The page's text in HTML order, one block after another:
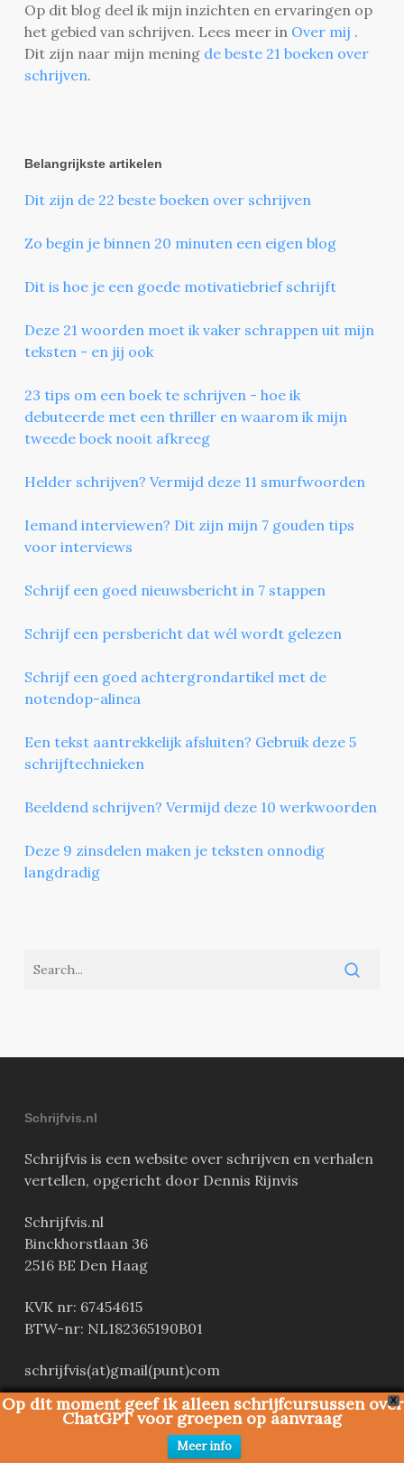
Op dit blog deel ik mijn inzichten en ervaringen op
het gebied van schrijven. Lees meer in Over mij .
Dit zijn naar mijn mening de beste 21 boeken over
schrijven.
Belangrijkste artikelen
Dit zijn de 22 beste boeken over schrijven
Zo begin je binnen 20 minuten een eigen blog
Dit is hoe je een goede motivatiebrief schrijft
Deze 21 woorden moet ik vaker schrappen uit mijn
teksten - en jij ook
23 tips om een boek te schrijven - hoe ik
debuteerde met een thriller en waarom ik mijn
tweede boek nooit afkreeg
Helder schrijven? Vermijd deze 11 smurfwoorden
Iemand interviewen? Dit zijn mijn 7 gouden tips
voor interviews
Schrijf een goed nieuwsbericht in 7 stappen
Schrijf een persbericht dat wél wordt gelezen
Schrijf een goed achtergrondartikel met de
notendop-alinea
Een tekst aantrekkelijk afsluiten? Gebruik deze 5
schrijftechnieken
Beeldend schrijven? Vermijd deze 10 werkwoorden
Deze 9 zinsdelen maken je teksten onnodig
langdradig
Schrijfvis.nl
Schrijfvis is een website over schrijven en verhalen
vertellen, opgericht door Dennis Rijnvis
Schrijfvis.nl
Binckhorstlaan 36
2516 BE Den Haag
KVK nr: 67454615
BTW-nr: NL182365190B01
schrijfvis(at)gmail(punt)com
Deze website wordt gehost door Xel Media
X
Op dit moment geef ik alleen schrijfcursussen over
ChatGPT voor groepen op aanvraag
Meer info